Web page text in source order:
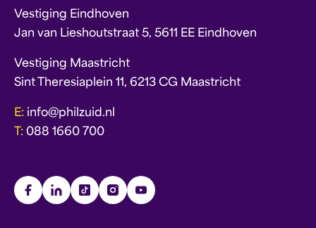
Vestiging Eindhoven
Jan van Lieshoutstraat 5, 5611 EE Eindhoven
Vestiging Maastricht
Sint Theresiaplein 11, 6213 CG Maastricht
E: info@philzuid.nl
T: 088 1660 700